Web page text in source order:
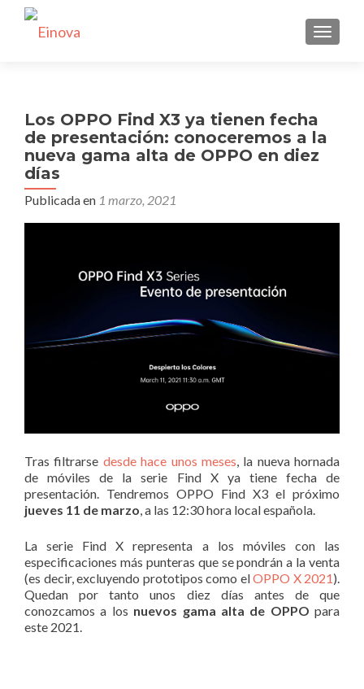
Los OPPO Find X3 ya tienen fecha
de presentación: conoceremos a la
nueva gama alta de OPPO en diez
días
Publicada en 1 marzo, 2021
Tras filtrarse desde hace unos meses , la nueva hornada
de móviles de la serie Find X ya tiene fecha de
presentación. Tendremos OPPO Find X3 el próximo
jueves 11 de marzo , a las 12:30 hora local española.
La serie Find X representa a los móviles con las
especificaciones más punteras que se pondrán a la venta
(es decir, excluyendo prototipos como elOPPO X 2021).
Quedan por tanto unos diez días antes de que
conozcamos a los nuevos gama alta de OPPO para
este 2021.